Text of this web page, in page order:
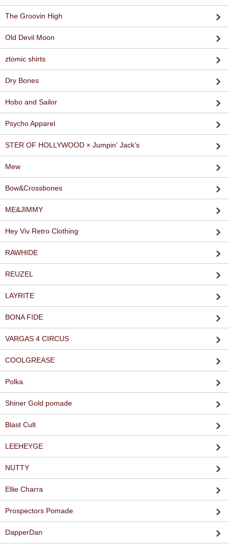
The Groovin High
Old Devil Moon
ztomic shirts
Dry Bones
Hobo and Sailor
Psycho Apparel
STER OF HOLLYWOOD × Jumpin' Jack's
Mew
Bow&Crossbones
ME&JIMMY
Hey Viv Retro Clothing
RAWHIDE
REUZEL
LAYRITE
BONA FIDE
VARGAS 4 CIRCUS
COOLGREASE
Polka.
Shiner Gold pomade
Blast Cult
LEEHEYGE
NUTTY
Ellie Charra
Prospectors Pomade
DapperDan